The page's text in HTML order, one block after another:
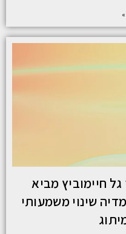
חיימוביץ מביא
שינוי משמעותי